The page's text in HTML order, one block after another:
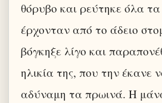
θόρυβο και ρεύτηκε όλα
έρχονταν από το άδειο
βόγκηξε λίγο και
ηλικία της, που την έκανε
αδύναμη τα πρωινά. H